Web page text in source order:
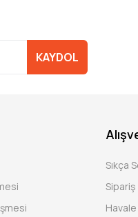
KAYDOL
Sıkça
Sipariş